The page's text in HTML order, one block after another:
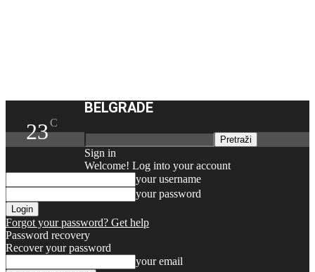
23C
BELGRADE
Sign in
Welcome! Log into your account
your username
your password
Forgot your password? Get help
Password recovery
Recover your password
your email